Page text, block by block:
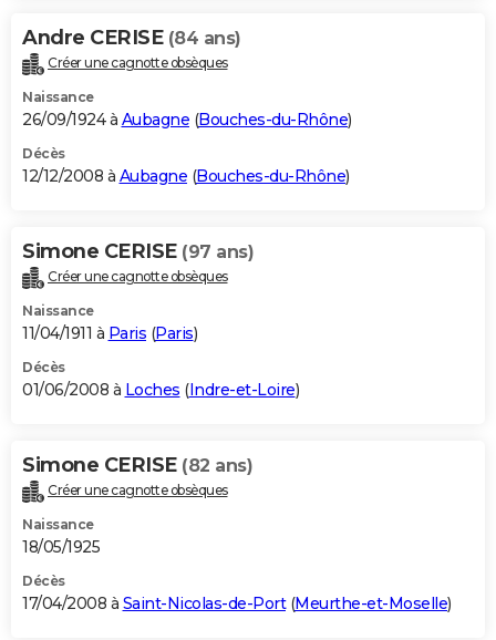
Andre CERISE (84 ans)
Créer une cagnotte obsèques
Naissance
26/09/1924 à Aubagne (Bouches-du-Rhône)
Décès
12/12/2008 à Aubagne (Bouches-du-Rhône)
Simone CERISE (97 ans)
Créer une cagnotte obsèques
Naissance
11/04/1911 à Paris (Paris)
Décès
01/06/2008 à Loches (Indre-et-Loire)
Simone CERISE (82 ans)
Créer une cagnotte obsèques
Naissance
18/05/1925
Décès
17/04/2008 à Saint-Nicolas-de-Port(Meurthe-et-Moselle)